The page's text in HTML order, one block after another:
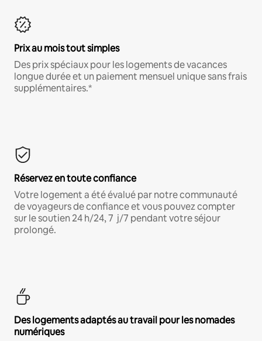
Prix au mois tout simples
Des prix spéciaux pour les logements de vacances
longue durée et un paiement mensuel unique sans frais
supplémentaires.*
Réservez en toute confiance
Votre logement a été évalué par notre communauté
de voyageurs de confiance et vous pouvez compter
sur le soutien 24 h/24, 7 j/7 pendant votre séjour
prolongé.
Des logements adaptés au travail pour les nomades
numériques